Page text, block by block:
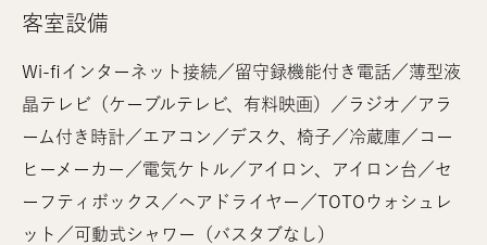
客室設備
Wi-fiインターネット接続／留守録機能付き電話／薄型液
晶テレビ（ケーブルテレビ、有料映画）／ラジオ／アラ
ーム付き時計／エアコン／デスク、椅子／冷蔵庫／コー
ヒーメーカー／電気ケトル／アイロン、アイロン台／セ
ーフティボックス／ヘアドライヤー／TOTOウォシュレ
ット／可動式シャワー（バスタブなし）